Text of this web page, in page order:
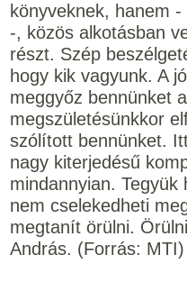
könyveknek, hanem
-, közös alkotásban
részt. Szép
hogy kik vagyunk. A
meggyőz bennünket
megszületésünkkor
szólított bennünket.
nagy kiterjedésű
mindannyian.
nem cselekedheti
megtanít örülni.
András. (Forrás: MTI)